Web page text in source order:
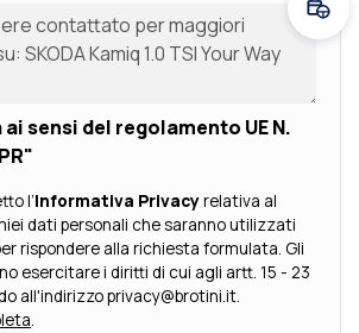
sensi del regolamento UE N.
l’Informativa Privacyrelativa al
dati personali che saranno utilizzati
rispondere alla richiesta formulata. Gli
esercitare i diritti di cui agli artt. 15 - 23
all'indirizzo privacy@brotini.it.
.